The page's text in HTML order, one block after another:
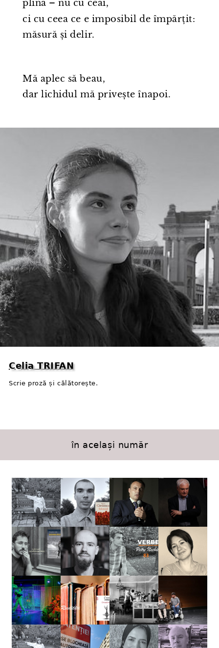
plină – nu cu ceai,
ci cu ceea ce e imposibil de împărțit:
măsură și delir.
Mă aplec să beau,
dar lichidul mă privește înapoi.
Celia TRIFAN
Scrie proză și călătorește.
în același număr